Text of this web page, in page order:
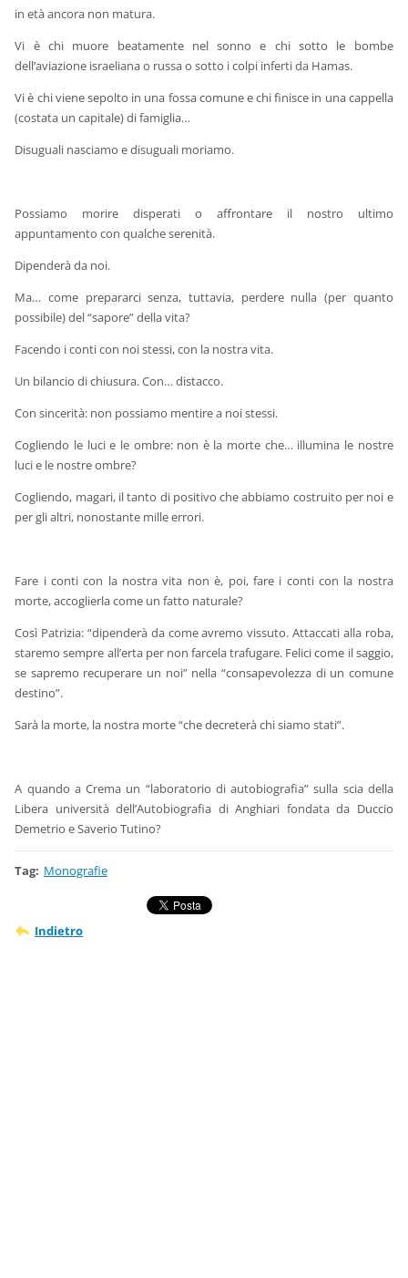
in età ancora non matura.
Vi è chi muore beatamente nel sonno e chi sotto le bombe
dell’aviazione israeliana o russa o sotto i colpi inferti da Hamas.
Vi è chi viene sepolto in una fossa comune e chi finisce in una cappella
(costata un capitale) di famiglia…
Disuguali nasciamo e disuguali moriamo.
Possiamo morire disperati o affrontare il nostro ultimo
appuntamento con qualche serenità.
Dipenderà da noi.
Ma… come prepararci senza, tuttavia, perdere nulla (per quanto
possibile) del “sapore” della vita?
Facendo i conti con noi stessi, con la nostra vita.
Un bilancio di chiusura. Con… distacco.
Con sincerità: non possiamo mentire a noi stessi.
Cogliendo le luci e le ombre: non è la morte che… illumina le nostre
luci e le nostre ombre?
Cogliendo, magari, il tanto di positivo che abbiamo costruito per noi e
per gli altri, nonostante mille errori.
Fare i conti con la nostra vita non è, poi, fare i conti con la nostra
morte, accoglierla come un fatto naturale?
Così Patrizia: “dipenderà da come avremo vissuto. Attaccati alla roba,
staremo sempre all’erta per non farcela trafugare. Felici come il saggio,
se sapremo recuperare un noi” nella “consapevolezza di un comune
destino”.
Sarà la morte, la nostra morte “che decreterà chi siamo stati”.
A quando a Crema un “laboratorio di autobiografia” sulla scia della
Libera università dell’Autobiografia di Anghiari fondata da Duccio
Demetrio e Saverio Tutino?
Tag: Monografie
Indietro